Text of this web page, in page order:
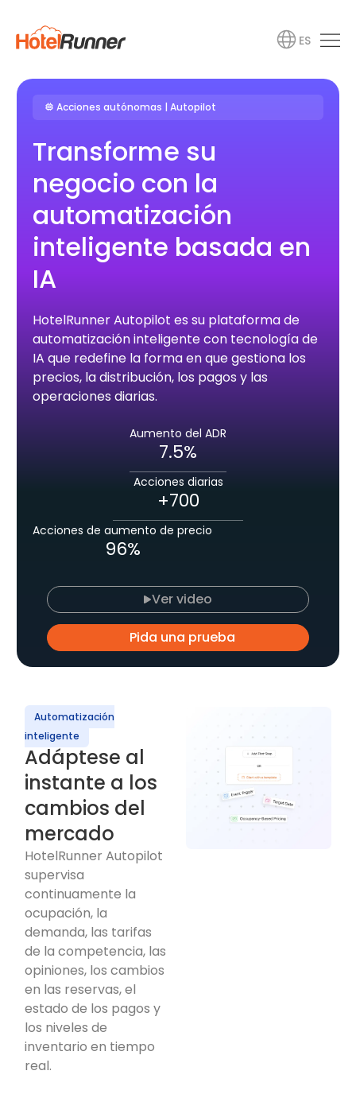
ES
Acciones autónomas | Autopilot
Transforme su
negocio con la
automatización
inteligente basada en
IA
HotelRunner Autopilot es su plataforma de
automatización inteligente con tecnología de
IA que redefine la forma en que gestiona los
precios, la distribución, los pagos y las
operaciones diarias.
Aumento del ADR
7.5%
Acciones diarias
+700
Acciones de aumento de precio
96%
Ver video
Pida una prueba
Automatización
inteligente
Adáptese al
instante a los
cambios del
mercado
HotelRunner Autopilot
supervisa
continuamente la
ocupación, la
demanda, las tarifas
de la competencia, las
opiniones, los cambios
en las reservas, el
estado de los pagos y
los niveles de
inventario en tiempo
real.